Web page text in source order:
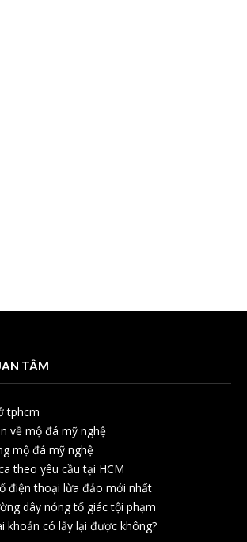
TÂM
tphcm
về mộ đá mỹ nghệ
mộ đá mỹ nghệ
theo yêu cầu tại HCM
điện thoại lừa đảo mới nhất
dây nóng tố giác tội phạm
khoản có lấy lại được không?